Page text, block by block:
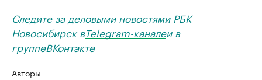
Следите за деловыми новостями РБК
Новосибирск вTelegram-каналеи в
группеВКонтакте
Авторы